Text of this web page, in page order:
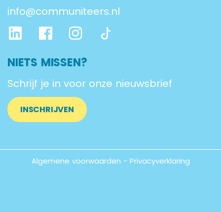
info@communiteers.nl
NIETS MISSEN?
Schrijf je in voor onze nieuwsbrief
INSCHRIJVEN
Algemene voorwaarden - Privacyverklaring